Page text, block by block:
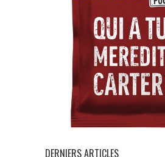
DERNIERS ARTICLES